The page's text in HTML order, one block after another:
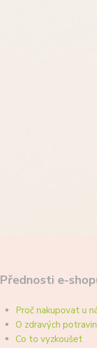
Přednosti e-
Proč nakupovat u
O zdravých
Co to vyzkoušet